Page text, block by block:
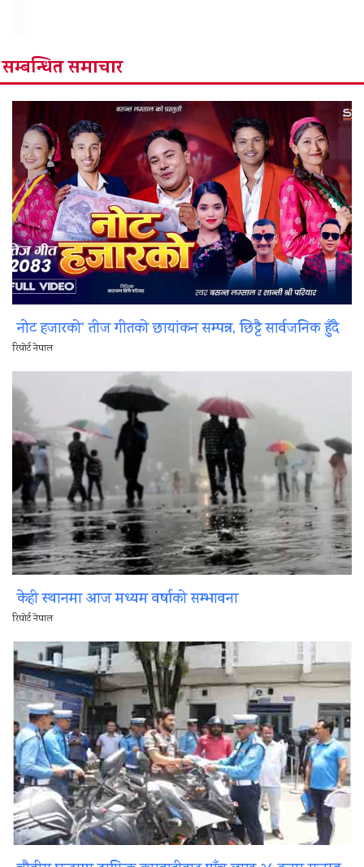
सम्बन्धित समाचार
नोट हजारको’ तीज गीतको छायांकन सम्पन्न, छिट्टै सार्वजनिक हुँदै
रिपोर्ट नेपाल
केही स्थानमा आज मध्यम वर्षाको सम्भावना
रिपोर्ट नेपाल